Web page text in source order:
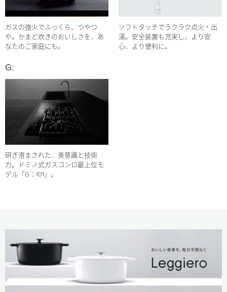
ガスの強火でふっくら、つやつ
や。かまど炊きのおいしさを、あ
なたのご家庭にも。
ソフトタッチでラクラク点火・出
湯。安全装置も充実し、より安
心、より便利に。
G:
研ぎ澄まされた、美意識と技術
力。ドミノ式ガスコンロ最上位モ
デル「G：101」。